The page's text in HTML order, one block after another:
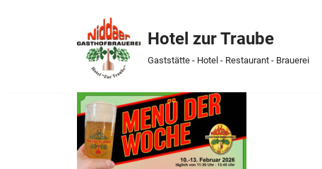
Hotel zur Traube
Gaststätte - Hotel - Restaurant - Brauerei